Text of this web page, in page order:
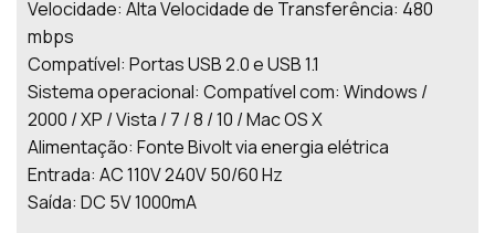
Velocidade: Alta Velocidade de Transferência: 480
mbps
Compatível: Portas USB 2.0 e USB 1.1
Sistema operacional: Compatível com: Windows /
2000 / XP / Vista / 7 / 8 / 10 / Mac OS X
Alimentação: Fonte Bivolt via energia elétrica
Entrada: AC 110V 240V 50/60 Hz
Saída: DC 5V 1000mA